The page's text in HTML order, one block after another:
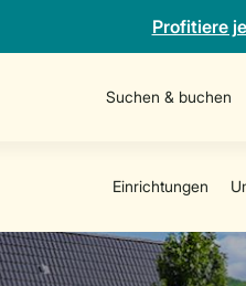
Profitiere
Suchen & buchen